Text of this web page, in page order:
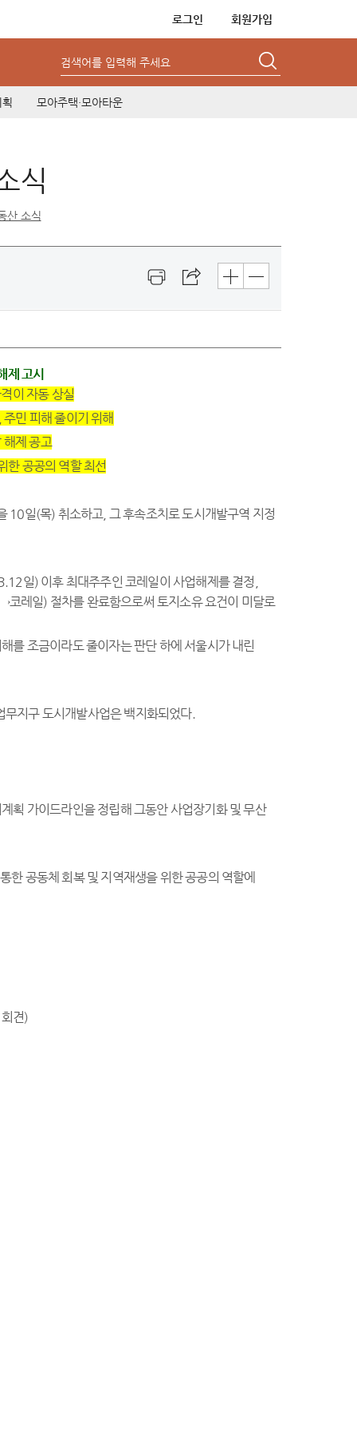
로그인 회원가입
검색어를 입력해 주세요
모아주택·모아타운
식
산 소식
제 고시
이 자동 상실
민 피해 줄이기 위해
해제 공고
한 공공의 역할 최선
10일(목) 취소하고, 그 후속조치로 도시개발구역 지정
일) 이후 최대주주인 코레일이 사업해제를 결정,
레일) 절차를 완료함으로써 토지소유 요건이 미달로
를 조금이라도 줄이자는 판단 하에 서울시가 내린
지구 도시개발사업은 백지화되었다.
획 가이드라인을 정립해 그동안 사업장기화 및 무산
공동체 회복 및 지역재생을 위한 공공의 역할에
견)